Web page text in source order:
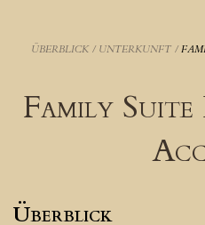
ÜBERBLICK / UNTERKUNFT /
Family
Überblick